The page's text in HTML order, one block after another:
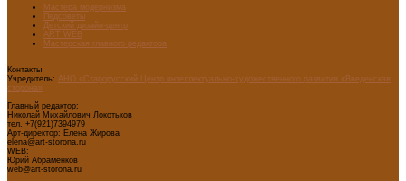
Мастера модернизма
Педсоветы
Детский дизайн-центр
ART WEB
Мастерская главного редактора
Контакты
Учредитель: АНО «Старорусский Центр интеллектуально-художественного развития «Введенская
сторона»
Главный редактор:
Николай Михайлович Локотьков
тел. +7(921)7394979
Арт-директор: Елена Жирова
elena@art-storona.ru
WEB:
Юрий Абраменков
web@art-storona.ru